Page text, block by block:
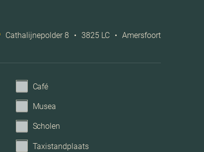
airconditioning, dakraam, glasvezel
Cathalijnepolder 8 • 3825 LC • Amersfoort
Café
Musea
Scholen
Taxistandplaats